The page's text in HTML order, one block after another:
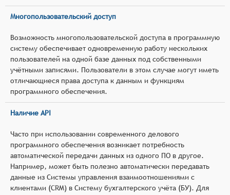
Многопользовательский доступ
Возможность многопользовательской доступа в программную
систему обеспечивает одновременную работу нескольких
пользователей на одной базе данных под собственными
учётными записями. Пользователи в этом случае могут иметь
отличающиеся права доступа к данным и функциям
программного обеспечения.
Наличие API
Часто при использовании современного делового
программного обеспечения возникает потребность
автоматической передачи данных из одного ПО в другое.
Например, может быть полезно автоматически передавать
данные из Системы управления взаимоотношениями с
клиентами (CRM) в Систему бухгалтерского учёта (БУ). Для